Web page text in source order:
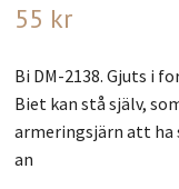
55 kr
Bi DM-2138. Gjuts i
Biet kan stå själv,
armeringsjärn att ha
an